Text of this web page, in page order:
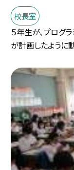
校長室
５年生が、プログラ
が計画したように